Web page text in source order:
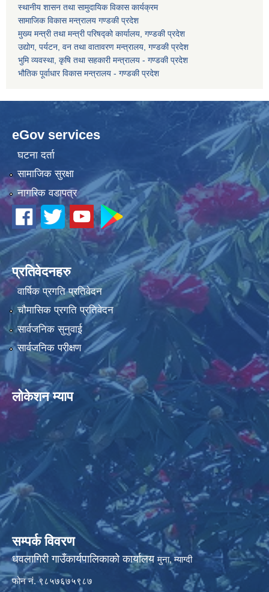
स्थानीय शासन तथा सामुदायिक विकास कार्यक्रम
सामाजिक विकास मन्त्रालय गण्डकी प्रदेश
मुख्य मन्त्री तथा मन्त्री परिषद्को कार्यालय, गण्डकी प्रदेश
उद्योग, पर्यटन, वन तथा वातावरण मन्त्रालय, गण्डकी प्रदेश
भुमि व्यवस्था, कृषि तथा सहकारी मन्त्रालय - गण्डकी प्रदेश
भौतिक पूर्वाधार विकास मन्त्रालय - गण्डकी प्रदेश
eGov services
घटना दर्ता
सामाजिक सुरक्षा
नागरिक वडापत्र
प्रतिवेदनहरु
वार्षिक प्रगति प्रतिवेदन
चौमासिक प्रगति प्रतिवेदन
सार्वजनिक सुनुवाई
सार्वजनिक परीक्षण
लोकेशन म्याप
सम्पर्क विवरण
धवलागिरी गाउँकार्यपालिकाको कार्यालयमुना, म्याग्दी
फोन नं. ९८५७६७५९८७